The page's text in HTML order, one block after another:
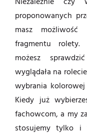
proponowanych
masz możliwość
fragmentu
możesz
wyglądała na
wybrania
Kiedy już
fachowcom, a my
stosujemy tylko i